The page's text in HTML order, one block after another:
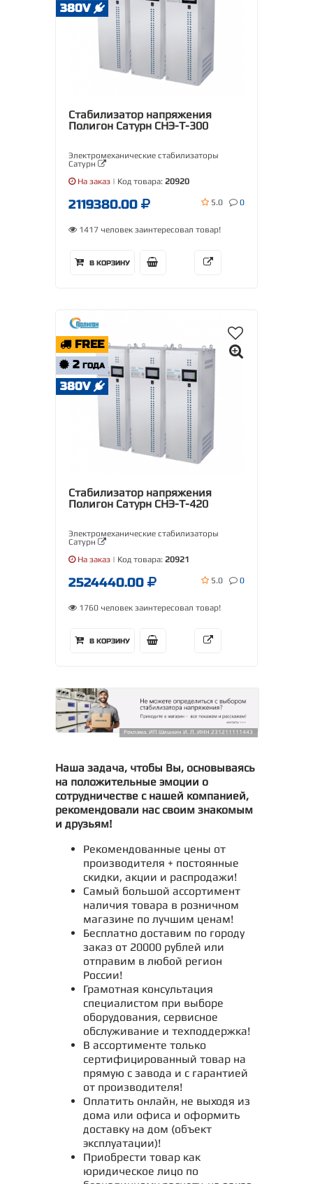
380V
Стабилизатор напряжения
Полигон Сатурн СНЭ-Т-300
Электромеханические стабилизаторы
Сатурн
На заказ | Код товара: 20920
2119380.00 5.0 0
1417 человек заинтересовал товар!
В КОРЗИНУ
FREE
2 ГОДА
380V
Стабилизатор напряжения
Полигон Сатурн СНЭ-Т-420
Электромеханические стабилизаторы
Сатурн
На заказ | Код товара: 20921
2524440.00 5.0 0
1760 человек заинтересовал товар!
В КОРЗИНУ
Реклама. ИП Шишкин И. Л. ИНН 231211111443
Наша задача, чтобы Вы, основываясь
на положительные эмоции о
сотрудничестве с нашей компанией,
рекомендовали нас своим знакомым
и друзьям!
Рекомендованные цены от
производителя + постоянные
скидки, акции и распродажи!
Самый большой ассортимент
наличия товара в розничном
магазине по лучшим ценам!
Бесплатно доставим по городу
заказ от 20000 рублей или
отправим в любой регион
России!
Грамотная консультация
специалистом при выборе
оборудования, сервисное
обслуживание и техподдержка!
В ассортименте только
сертифицированный товар на
прямую с завода и с гарантией
от производителя!
Оплатить онлайн, не выходя из
дома или офиса и оформить
доставку на дом (объект
эксплуатации)!
Приобрести товар как
юридическое лицо по